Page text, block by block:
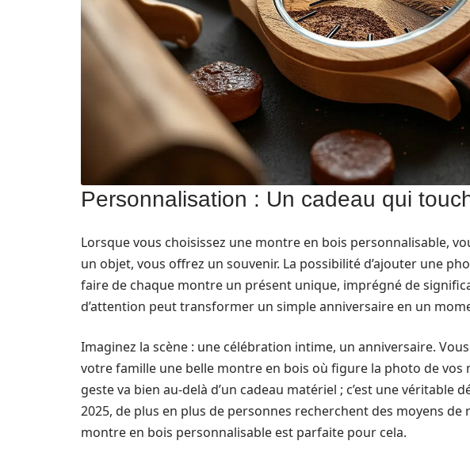
Personnalisation : Un cadeau qui
Lorsque vous choisissez une montre en bois personnalisable,
un objet, vous offrez un souvenir. La possibilité d’ajouter une
faire de chaque montre un présent unique, imprégné de
d’attention peut transformer un simple anniversaire en un
Imaginez la scène : une célébration intime, un anniversaire.
votre famille une belle montre en bois où figure la photo de vos
geste va bien au-delà d’un cadeau matériel ; c’est une véritable
2025, de plus en plus de personnes recherchent des moyens
montre en bois personnalisable est parfaite pour cela.